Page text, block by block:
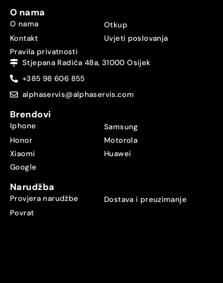
O nama
O nama
Otkup
Kontakt
Uvjeti poslovanja
Pravila privatnosti
Stjepana Radića 48a, 31000 Osijek
+385 98 606 855
alphaservis@alphaservis.com
Brendovi
Iphone
Samsung
Honor
Motorola
Xiaomi
Huawei
Google
Narudžba
Provjera narudžbe
Dostava i preuzimanje
Povrat